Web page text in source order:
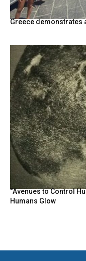
Greece demonstrates
“Avenues to Control
Humans Glow